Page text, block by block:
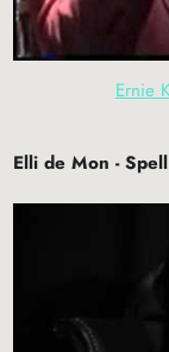
Ernie
Elli de Mon - Spell